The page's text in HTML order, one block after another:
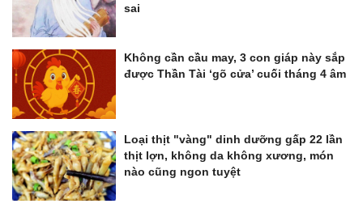
sai
Không cần cầu may, 3 con giáp này sắp
được Thần Tài ‘gõ cửa’ cuối tháng 4 âm
Loại thịt "vàng" dinh dưỡng gấp 22 lần
thịt lợn, không da không xương, món
nào cũng ngon tuyệt